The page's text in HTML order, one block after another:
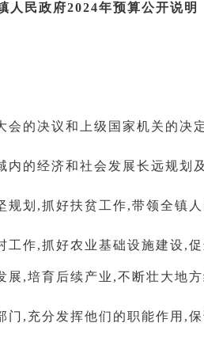
人民政府2024年预算公开说明
会的决议和上级国家机关的决
内的经济和社会发展长远规划
规划,抓好扶贫工作,带领全镇人
工作,抓好农业基础设施建设,
,培育后续产业,不断壮大地方
门,充分发挥他们的职能作用,